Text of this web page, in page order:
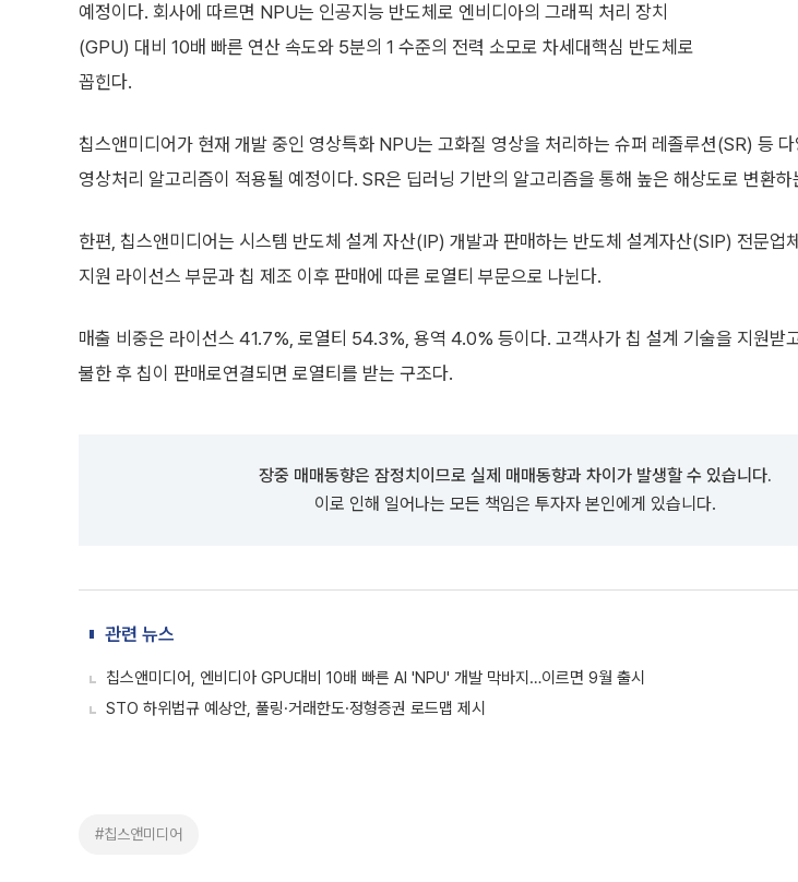
예정이다. 회사에 따르면 NPU는 인공지능 반도체로 엔비디아의 그래픽 처리 장치
(GPU) 대비 10배 빠른 연산 속도와 5분의 1 수준의 전력 소모로 차세대핵심 반도체로
꼽힌다.
칩스앤미디어가 현재 개발 중인 영상특화 NPU는 고화질 영상을 처리하는 슈퍼 레졸루션(SR) 등
영상처리 알고리즘이 적용될 예정이다. SR은 딥러닝 기반의 알고리즘을 통해 높은 해상도로 변환
한편, 칩스앤미디어는 시스템 반도체 설계 자산(IP) 개발과 판매하는 반도체 설계자산(SIP) 전문업
지원 라이선스 부문과 칩 제조 이후 판매에 따른 로열티 부문으로 나뉜다.
매출 비중은 라이선스 41.7%, 로열티 54.3%, 용역 4.0% 등이다. 고객사가 칩 설계 기술을 지원받
불한 후 칩이 판매로연결되면 로열티를 받는 구조다.
장중 매매동향은 잠정치이므로 실제 매매동향과 차이가 발생할 수 있습니다.
이로 인해 일어나는 모든 책임은 투자자 본인에게 있습니다.
관련 뉴스
칩스앤미디어, 엔비디아 GPU대비 10배 빠른 AI 'NPU' 개발 막바지…이르면 9월 출시
STO 하위법규 예상안, 풀링·거래한도·정형증권 로드맵 제시
#칩스앤미디어